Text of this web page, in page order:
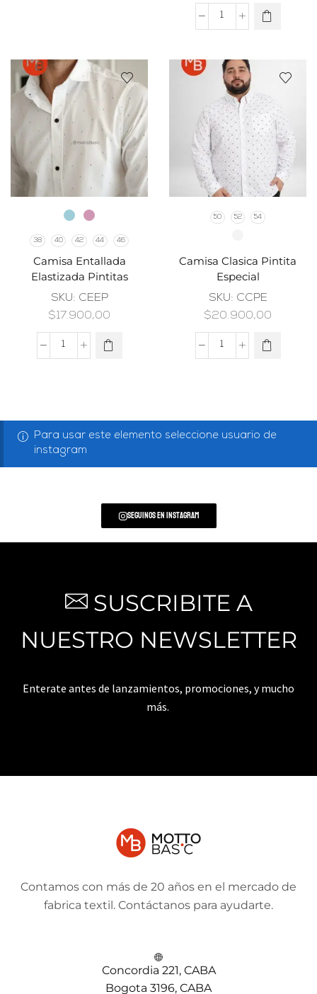
38 40 42 44 46
Camisa Entallada
Elastizada Pintitas
SKU: CEEP
$17.900,00
50 52 54
Camisa Clasica Pintita
Especial
SKU: CCPE
$20.900,00
Para usar este elemento seleccione usuario de
instagram
Seguinos en Instagram
SUSCRIBITE A
NUESTRO NEWSLETTER
Enterate antes de lanzamientos, promociones, y mucho
más.
Contamos con más de 20 años en el mercado de
fabrica textil. Contáctanos para ayudarte.
Concordia 221, CABA
Bogota 3196, CABA